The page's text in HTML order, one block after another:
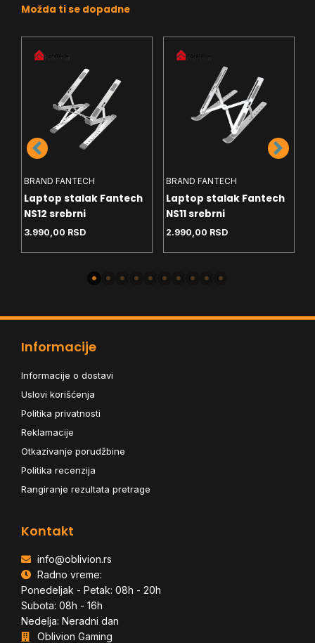
Možda ti se dopadne
BRAND FANTECH
Laptop stalak Fantech
NS12 srebrni
3.990,00 RSD
BRAND FANTECH
Laptop stalak Fantech
NS11 srebrni
2.990,00 RSD
Informacije
Informacije o dostavi
Uslovi korišćenja
Politika privatnosti
Reklamacije
Otkazivanje porudžbine
Politika recenzija
Rangiranje rezultata pretrage
Kontakt
info@oblivion.rs
Radno vreme:
Ponedeljak - Petak: 08h - 20h
Subota: 08h - 16h
Nedelja: Neradni dan
Oblivion Gaming